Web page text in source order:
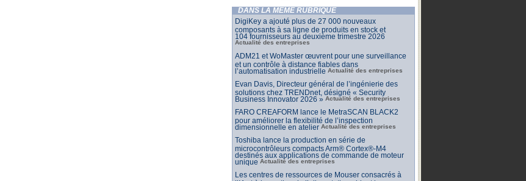
DANS LA MÊME RUBRIQUE
DigiKey a ajouté plus de 27 000 nouveaux
composants à sa ligne de produits en stock et
104 fournisseurs au deuxième trimestre 2026
Actualité des entreprises
ADM21 et WoMaster œuvrent pour une surveillance
et un contrôle à distance fiables dans
l’automatisation industrielle Actualité des entreprises
Evan Davis, Directeur général de l’ingénierie des
solutions chez TRENDnet, désigné « Security
Business Innovator 2026 » Actualité des entreprises
FARO CREAFORM lance le MetraSCAN BLACK2
pour améliorer la flexibilité de l’inspection
dimensionnelle en atelier Actualité des entreprises
Toshiba lance la production en série de
microcontrôleurs compacts Arm® Cortex®-M4
destinés aux applications de commande de moteur
unique Actualité des entreprises
Les centres de ressources de Mouser consacrés à